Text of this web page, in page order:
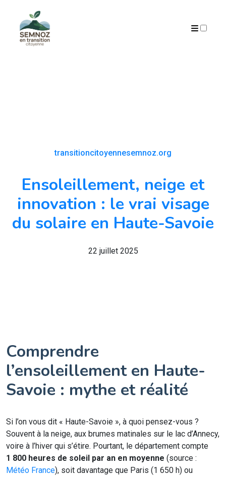
transitioncitoyennesemnoz.org
Ensoleillement, neige et
innovation : le vrai visage
du solaire en Haute-Savoie
22 juillet 2025
Comprendre
l’ensoleillement en Haute-
Savoie : mythe et réalité
Si l’on vous dit « Haute-Savoie », à quoi pensez-vous ?
Souvent à la neige, aux brumes matinales sur le lac d’Annecy,
voire à l’hiver qui s’étire. Pourtant, le département compte
1 800 heures de soleil par an en moyenne (source :
Météo France), soit davantage que Paris (1 650 h) ou